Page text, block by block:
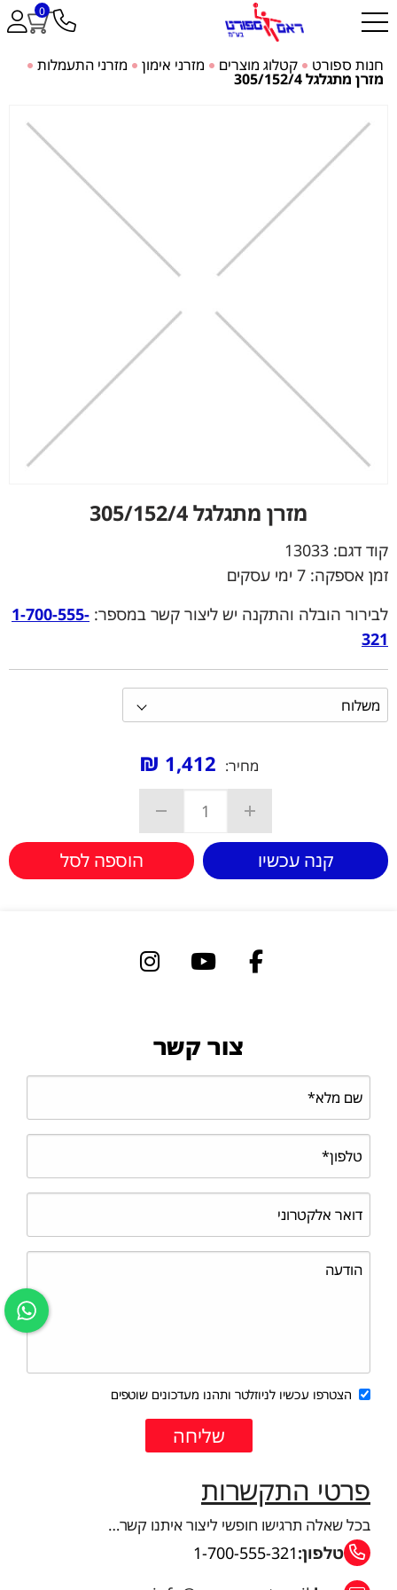
0
חנות ספורט קטלוג מוצרים מזרני אימון מזרני התעמלות
מזרן מתגלגל 305/152/4
מזרן מתגלגל 305/152/4
קוד דגם: 13033
זמן אספקה: 7 ימי עסקים
לבירור הובלה והתקנה יש ליצור קשר במספר: 1-700-555-
321
מחיר: 1,412
₪
קנה עכשיו הוספה לסל
צור קשר
הצטרפו עכשיו לניוזלטר ותהנו מעדכונים שוטפים
פרטי התקשרות
בכל שאלה תרגישו חופשי ליצור איתנו קשר…
טלפון:1-700-555-321